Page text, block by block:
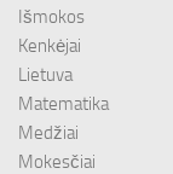
Išmokos
Kenkėjai
Lietuva
Matematika
Medžiai
Mokesčiai